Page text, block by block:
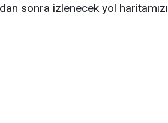
sonra izlenecek yol haritamızı